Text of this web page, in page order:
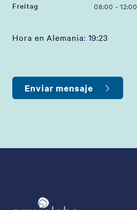
Freitag 08:00 - 12:00
Hora en Alemania: 19:23
Enviar mensaje